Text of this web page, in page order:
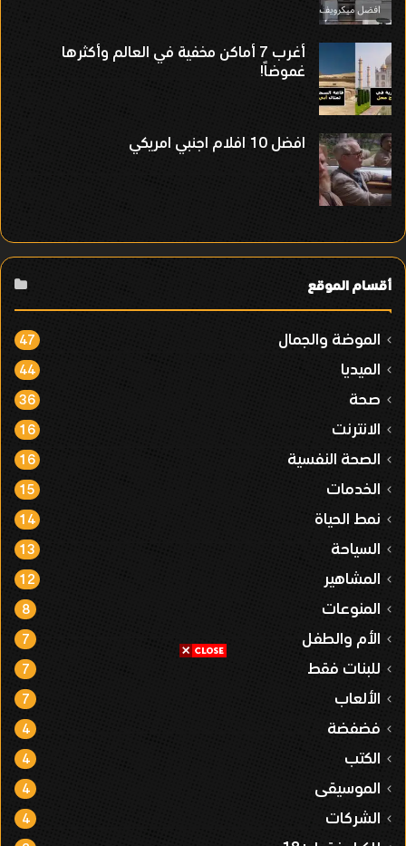
أغرب 7 أماكن مخفية في العالم وأكثرها
غموضاً!
افضل 10 افلام اجنبي امريكي
أقسام الموقع
الموضة والجمال 47
الميديا 44
صحة 36
الانترنت 16
الصحة النفسية 16
الخدمات 15
نمط الحياة 14
السياحة 13
المشاهير 12
المنوعات 8
الأم والطفل 7
للبنات فقط 7
الألعاب 7
فضفضة 4
الكتب 4
الموسيقى 4
الشركات 4